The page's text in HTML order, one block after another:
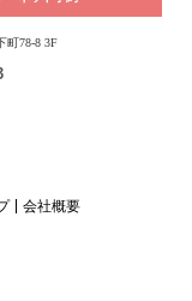
町78-8 3F
会社概要